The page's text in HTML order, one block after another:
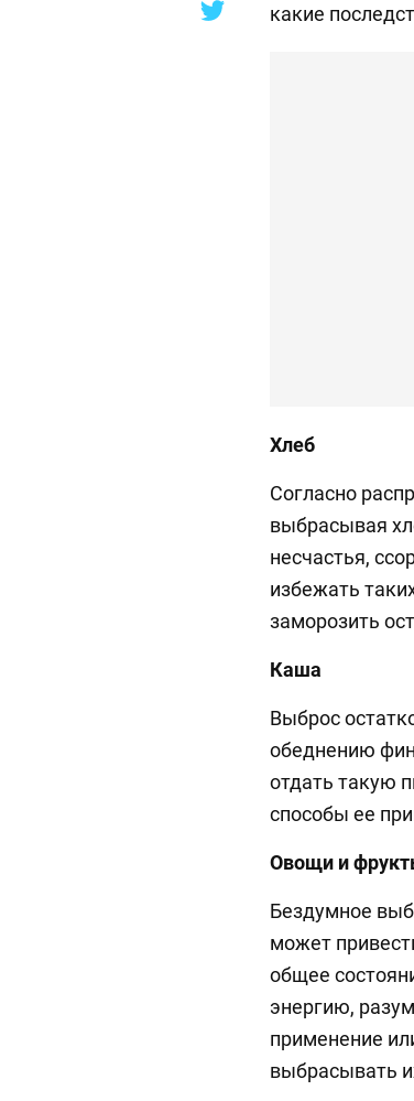
какие
Хлеб
Согласно
выбрасывая
несчастья,
избежать
заморозить
Каша
Выброс
обеднению
отдать такую
способы ее
Овощи и
Бездумное
может
общее
энергию,
применение
выбрасывать